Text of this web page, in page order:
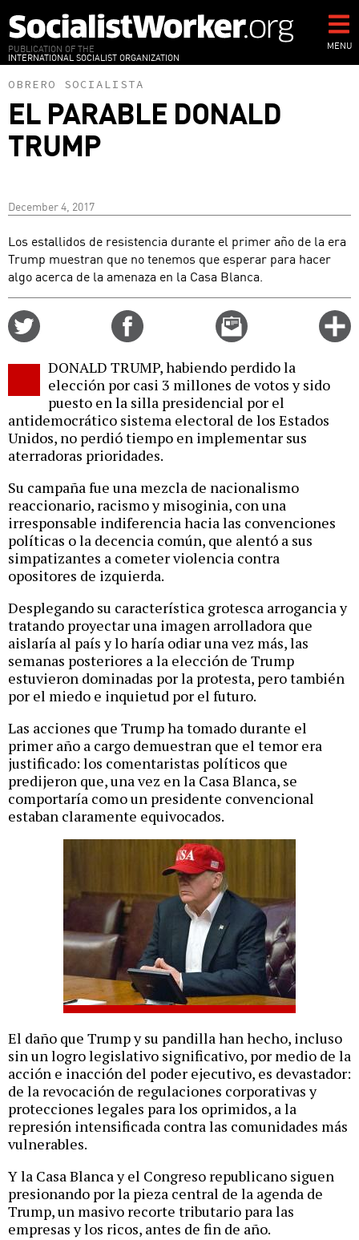
to
main
content
PUBLICATION OF THE
INTERNATIONAL SOCIALIST ORGANIZATION
MENU
OBRERO SOCIALISTA
EL PARABLE DONALD
TRUMP
December 4, 2017
Los estallidos de resistencia durante el primer año de la era
Trump muestran que no tenemos que esperar para hacer
algo acerca de la amenaza en la Casa Blanca.
Email
this
DONALD TRUMP, habiendo perdido la
elección por casi 3 millones de votos y sido
puesto en la silla presidencial por el
antidemocrático sistema electoral de los Estados
Unidos, no perdió tiempo en implementar sus
aterradoras prioridades.
Su campaña fue una mezcla de nacionalismo
reaccionario, racismo y misoginia, con una
irresponsable indiferencia hacia las convenciones
políticas o la decencia común, que alentó a sus
simpatizantes a cometer violencia contra
opositores de izquierda.
Desplegando su característica grotesca arrogancia y
tratando proyectar una imagen arrolladora que
aislaría al país y lo haría odiar una vez más, las
semanas posteriores a la elección de Trump
estuvieron dominadas por la protesta, pero también
por el miedo e inquietud por el futuro.
Las acciones que Trump ha tomado durante el
primer año a cargo demuestran que el temor era
justificado: los comentaristas políticos que
predijeron que, una vez en la Casa Blanca, se
comportaría como un presidente convencional
estaban claramente equivocados.
El daño que Trump y su pandilla han hecho, incluso
sin un logro legislativo significativo, por medio de la
acción e inacción del poder ejecutivo, es devastador:
de la revocación de regulaciones corporativas y
protecciones legales para los oprimidos, a la
represión intensificada contra las comunidades más
vulnerables.
Y la Casa Blanca y el Congreso republicano siguen
presionando por la pieza central de la agenda de
Trump, un masivo recorte tributario para las
empresas y los ricos, antes de fin de año.